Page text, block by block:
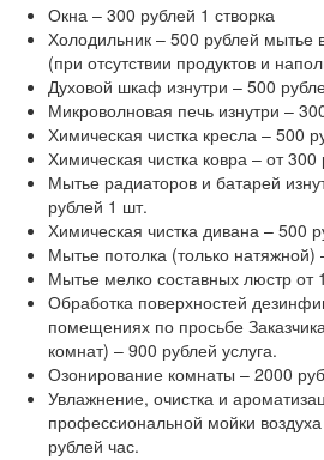
Окна – 300 рублей 1 створка
Холодильник – 500 рублей мытье
(при отсутствии продуктов и
Духовой шкаф изнутри – 500
Микроволновая печь изнутри –
Химическая чистка кресла – 500
Химическая чистка ковра – от 300
Мытье радиаторов и батарей
рублей 1 шт.
Химическая чистка дивана – 500
Мытье потолка (только натяжной)
Мытье мелко составных люстр от
Обработка поверхностей
помещениях по просьбе
комнат) – 900 рублей услуга.
Озонирование комнаты – 2000
Увлажнение, очистка и
профессиональной мойки
рублей час.